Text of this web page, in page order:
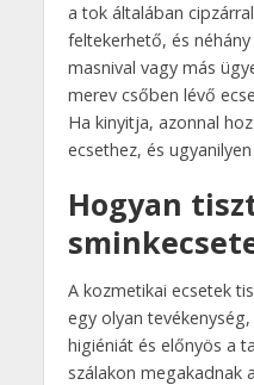
a tok általában
feltekerhető, és
masnival vagy más
merev csőben lévő
Ha kinyitja, azonnal
ecsethez, és
Hogyan
A kozmetikai ecsetek
egy olyan
higiéniát és előnyös a
szálakon megakadnak